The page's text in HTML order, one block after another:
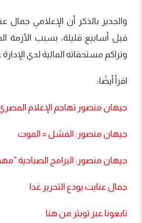
والجدير بالذكر أن الإعلامي جمال
قبل أسابيع قليلة، بسبب الأزمة
وتراكم مستحقاته المالية لدي الإدارة على
اقرأ أيضًا:
جيهان منصور تهاجم الإعلام
جيهان منصور: الفشل = الموت
جيهان منصور: البرامج الصباحية
جمال عنايت يودع التحرير غدا
تابعونا عبر تويتر من هنا